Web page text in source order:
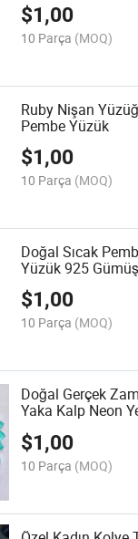
$1,00
10 Parça (MOQ)
Ruby Nişan
Pembe Yüzük
$1,00
10 Parça (MOQ)
Doğal Sıcak
Yüzük 925
$1,00
10 Parça (MOQ)
Doğal Gerçek
Yaka Kalp Neon
$1,00
10 Parça (MOQ)